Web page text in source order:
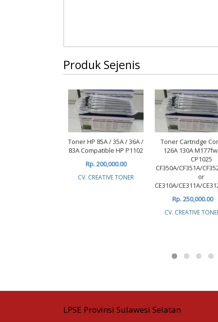
Produk Sejenis
Toner HP 85A / 35A / 36A /
83A Compatible HP P1102
Rp. 200,000.00
CV. CREATIVE TONER
Toner Cartridge
126A 130A
CP1025
CF350A/CF351A/
or
CE310A/CE311A/
Rp. 250,000.00
CV. CREATIVE
LPSE Provinsi Sulawesi Selatan